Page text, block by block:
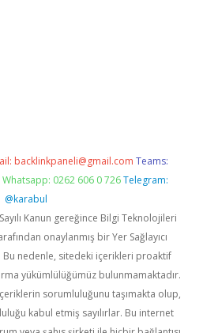
backlinkpaneli@gmail.com Teams:
Whatsapp: 0262 606 0 726 Telegram:
@karabul
Kanun gereğince Bilgi Teknolojileri
onaylanmış bir Yer Sağlayıcı
nedenle, sitedeki içerikleri proaktif
yükümlülüğümüz bulunmamaktadır.
sorumluluğunu taşımakta olup,
kabul etmiş sayılırlar. Bu internet